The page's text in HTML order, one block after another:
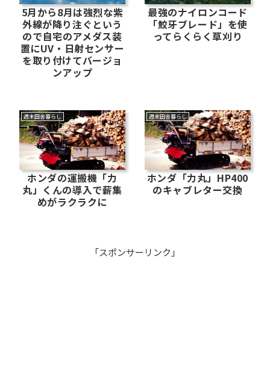
5月から8月は強烈な紫
外線が降り注ぐという
ので自宅のアメダス装
置にUV・日射センサー
を取り付けてバージョ
ンアップ
最強のナイロンコード
「鮫牙ブレード」を使
ってらくらく草刈り
週末田舎暮らし
ホンダの運搬機「力
丸」くんの導入で薪集
めがラクラクに
週末田舎暮らし
ホンダ「力丸」HP400
のキャブレター交換
「スポンサーリンク」